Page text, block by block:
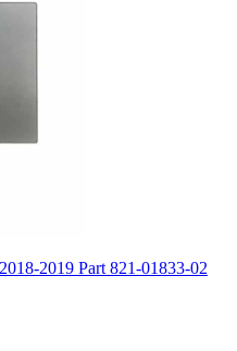
2019 Part 821-01833-02